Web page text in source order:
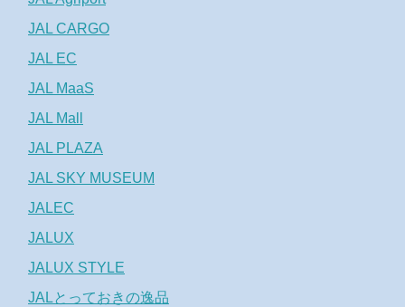
JAL CARGO
JAL EC
JAL MaaS
JAL Mall
JAL PLAZA
JAL SKY MUSEUM
JALEC
JALUX
JALUX STYLE
JALとっておきの逸品